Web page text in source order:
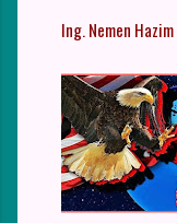
Ing. Nemen Hazim